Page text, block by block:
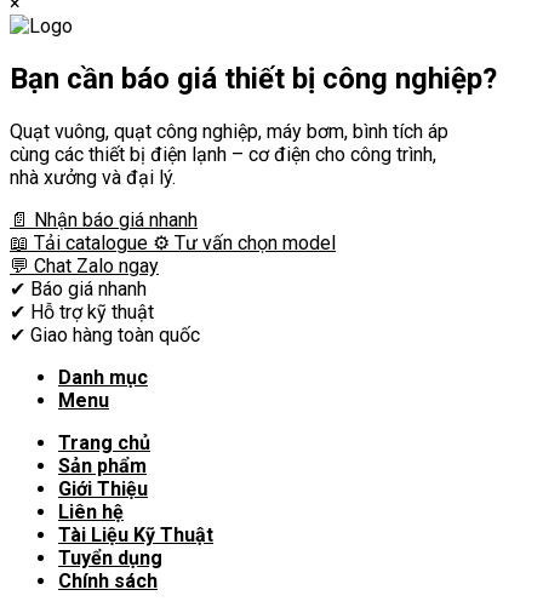
Bạn cần báo giá thiết bị công nghiệp?
Quạt vuông, quạt công nghiệp, máy bơm, bình tích áp
cùng các thiết bị điện lạnh – cơ điện cho công trình,
nhà xưởng và đại lý.
📄 Nhận báo giá nhanh
📖 Tải catalogue ⚙️ Tư vấn chọn model
💬 Chat Zalo ngay
✔ Báo giá nhanh
✔ Hỗ trợ kỹ thuật
✔ Giao hàng toàn quốc
Danh mục
Menu
Trang chủ
Sản phẩm
Giới Thiệu
Liên hệ
Tài Liệu Kỹ Thuật
Tuyển dụng
Chính sách